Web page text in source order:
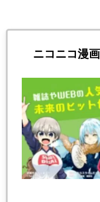
ニコニコ漫画